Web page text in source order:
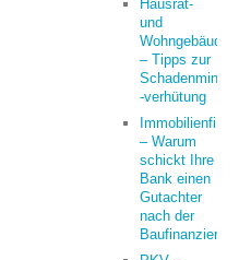
Hausrat-
und
– Tipps zur
-verhütung
– Warum
schickt Ihre
Bank einen
Gutachter
nach der